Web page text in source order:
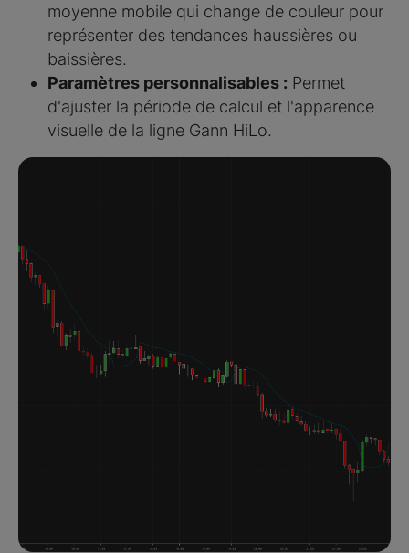
moyenne mobile qui change de couleur pour
représenter des tendances haussières ou
baissières.
Paramètres personnalisables : Permet
d'ajuster la période de calcul et l'apparence
visuelle de la ligne Gann HiLo.